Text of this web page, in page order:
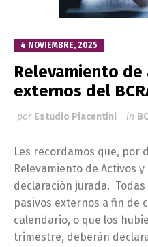
4 NOVIEMBRE, 2025
Relevamiento
externos del
por Estudio Piacentini in
Les recordamos que, por
Relevamiento de Activos
declaración jurada.
pasivos externos a fin de
calendario, o que los
trimestre, deberán